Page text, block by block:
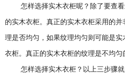
怎样选择实木衣柜呢？除了要查
的实木衣柜。真正的实木衣柜采用的
理是否均匀，如果纹理均匀则可能是
衣柜。真正的实木衣柜的纹理是不均匀
怎样选择实木衣柜？以上三步骤